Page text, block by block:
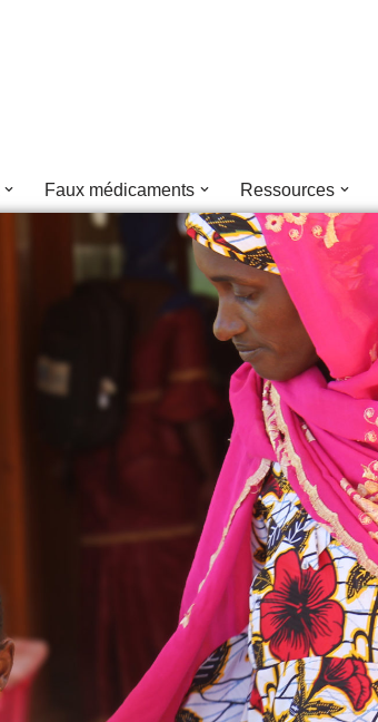
Faux médicaments Ressources